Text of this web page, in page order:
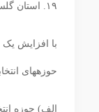
۱۹. استان گلستان
با افزایش یک
حوزه‏های